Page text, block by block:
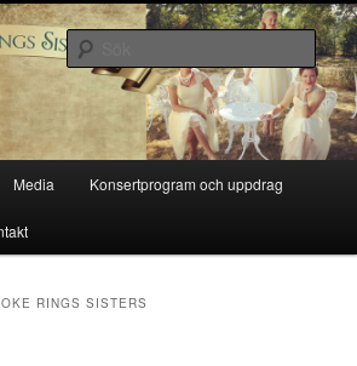
Sisters
Sök
Media Konsertprogram och uppdrag
RINGS SISTERS